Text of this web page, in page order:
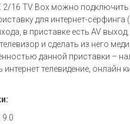
2/16 TV Box можно
для интернет-
в приставке есть AV
и сделать из него
данной приставки –
телевидение, онлайн
9.0